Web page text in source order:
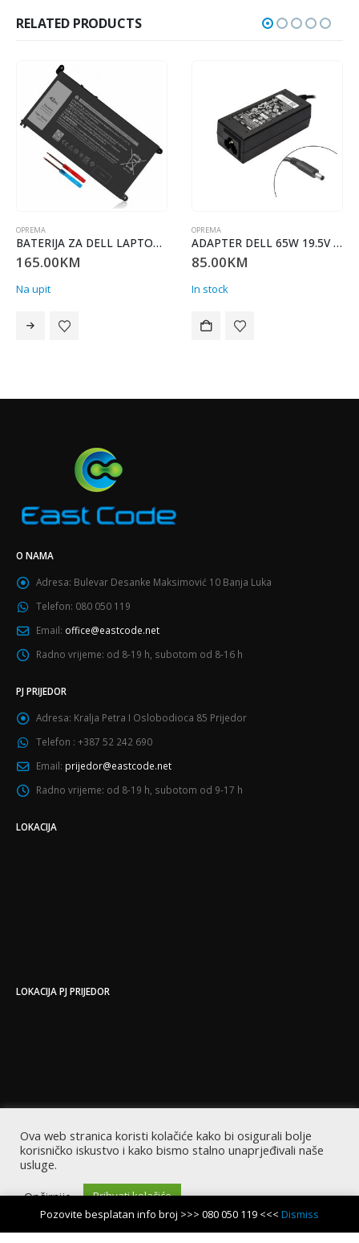
Pozovite besplatan info broj >>> 080 050 119 <<< Dismiss
RELATED PRODUCTS
OPREMA
BATERIJA ZA DELL LAPTOP VOSTRO 5485 YYRDD6
165.00KM
Na upit
OPREMA
ADAPTER DELL 65W 19.5V 3.34A 4.5mm X 3.00mm
85.00KM
In stock
O NAMA
Adresa: Bulevar Desanke Maksimović 10 Banja Luka
Telefon: 080 050 119
Email: office@eastcode.net
Radno vrijeme: od 8-19 h, subotom od 8-16 h
PJ PRIJEDOR
Adresa: Kralja Petra I Oslobodioca 85 Prijedor
Telefon : +387 52 242 690
Email: prijedor@eastcode.net
Radno vrijeme: od 8-19 h, subotom od 9-17 h
LOKACIJA
LOKACIJA PJ PRIJEDOR
Ova web stranica koristi kolačiće kako bi osigurali bolje
korisničko iskustvo i kako bismo stalno unaprjeđivali naše
usluge.
Opširnije
Prihvati kolačiće